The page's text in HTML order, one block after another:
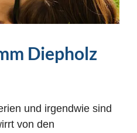
Diepholz
und irgendwie sind
von den